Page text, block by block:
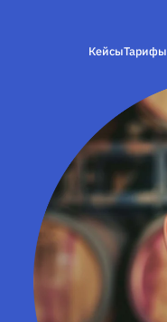
КейсыТарифы